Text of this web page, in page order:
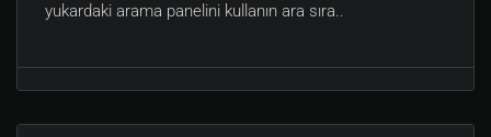
yukardaki arama panelini kullanın ara sıra..